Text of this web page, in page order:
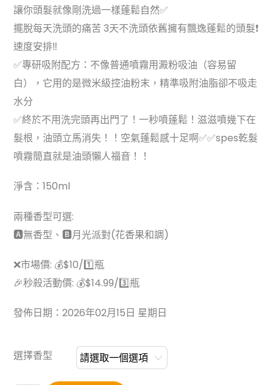
讓你頭髮就像剛洗過一樣蓬鬆自然✅
擺脫每天洗頭的痛苦 3天不洗頭依舊擁有飄逸蓬鬆的頭髮❗
速度安排‼️
✅專研吸附配方：不像普通噴霧用澱粉吸油（容易留
白），它用的是微米級控油粉末，精準吸附油脂卻不吸走
水分
✅終於不用洗完頭再出門了！一秒噴蓬鬆！滋滋噴幾下在
髮根，油頭立馬消失！！空氣蓬鬆感十足啊✅✅spes乾髮
噴霧簡直就是油頭懶人福音！！
淨含：150ml
兩種香型可選:
🅰️無香型、🅱️月光派對(花香果和調)
❌市場價: 💰$10/1️⃣瓶
🎉秒殺活動價: 💰$14.99/3️⃣瓶
發佈日期：2026年02月15日 星期日
選擇香型